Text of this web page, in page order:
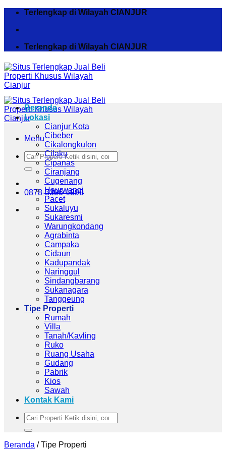
Skip
content
Terlengkap di Wilayah CIANJUR
Terlengkap di Wilayah CIANJUR
Menu
Pencarian
untuk:
0878-3396-1999
Beranda
Lokasi
Cianjur Kota
Cibeber
Cikalongkulon
Cilaku
Cipanas
Ciranjang
Cugenang
Haurwangi
Pacet
Sukaluyu
Sukaresmi
Warungkondang
Agrabinta
Campaka
Cidaun
Kadupandak
Naringgul
Sindangbarang
Sukanagara
Tanggeung
Tipe Properti
Rumah
Villa
Tanah/Kavling
Ruko
Ruang Usaha
Gudang
Pabrik
Kios
Sawah
Kontak Kami
Pencarian
untuk:
Beranda /Tipe Properti